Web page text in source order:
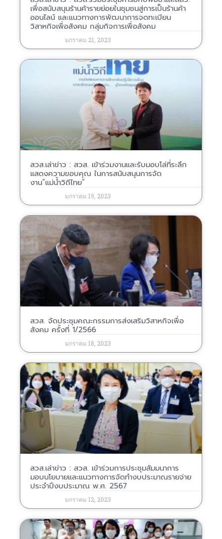
เพื่อสนับสนุนร้านค้ารายย่อยในชุมชนสู่การเป็นร้านค้า
ออนไลน์ และแนวทางการพัฒนาการจดทะเบียน
วิสาหกิจเพื่อสังคม​ กลุ่มกิจการเพื่อสังคม
มกราคม 21, 2023
สวส.เล่าข่าว : สวส. เข้าร่วมงานและรับมอบโล่ที่ระลึก
แสดงความขอบคุณ ในการสนับสนุนการจัด
งาน”แม่น้ำวิถีไทย”
มกราคม 19, 2023
สวส. จัดประชุมคณะกรรมการส่งเสริมวิสาหกิจเพื่อ
สังคม ครั้งที่ 1/2566
มกราคม 18, 2023
สวส.เล่าข่าว : สวส. เข้าร่วมการประชุมสัมมนาการ
มอบนโยบายและแนวทางการจัดทำงบประมาณรายจ่าย
ประจำปีงบประมาณ พ.ศ. 2567
มกราคม 12, 2023